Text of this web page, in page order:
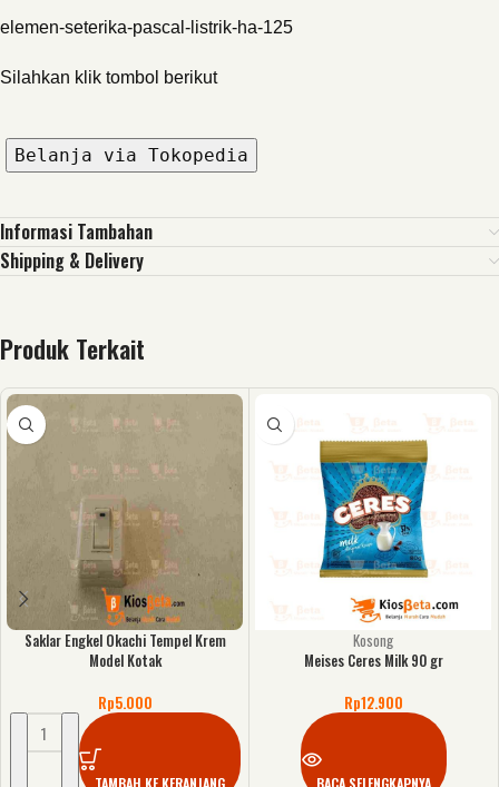
elemen-seterika-pascal-listrik-ha-125
Silahkan klik tombol berikut
Belanja via Tokopedia
Informasi Tambahan
Shipping & Delivery
Produk Terkait
Saklar Engkel Okachi Tempel Krem
Model Kotak
Rp5.000
TAMBAH KE KERANJANG
Kosong
Meises Ceres Milk 90 gr
Rp12.900
BACA SELENGKAPNYA